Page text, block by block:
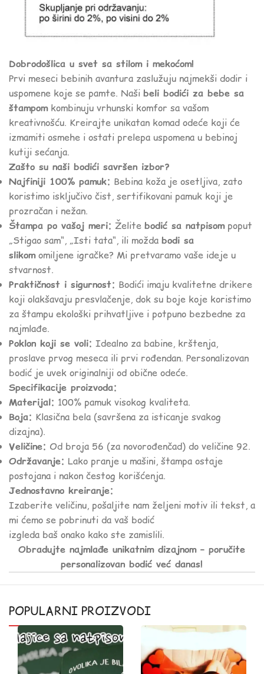
Dobrodošlica u svet sa stilom i mekoćom!
Prvi meseci bebinih avantura zaslužuju najmekši dodir i
uspomene koje se pamte. Naši beli bodići za bebe sa
štampomkombinuju vrhunski komfor sa vašom
kreativnošću. Kreirajte unikatan komad odeće koji će
izmamiti osmehe i ostati prelepa uspomena u bebinoj
kutiji sećanja.
Zašto su naši bodići savršen izbor?
Najfiniji 100% pamuk: Bebina koža je osetljiva, zato
koristimo isključivo čist, sertifikovani pamuk koji je
prozračan i nežan.
Štampa po vašoj meri: Želite bodić sa natpisompoput
„Stigao sam“, „Isti tata“, ili možda bodi sa
slikomomiljene igračke? Mi pretvaramo vaše ideje u
stvarnost.
Praktičnost i sigurnost: Bodići imaju kvalitetne drikere
koji olakšavaju presvlačenje, dok su boje koje koristimo
za štampu ekološki prihvatljive i potpuno bezbedne za
najmlađe.
Poklon koji se voli: Idealno za babine, krštenja,
proslave prvog meseca ili prvi rođendan. Personalizovan
bodić je uvek originalniji od obične odeće.
Specifikacije proizvoda:
Materijal: 100% pamuk visokog kvaliteta.
Boja: Klasična bela (savršena za isticanje svakog
dizajna).
Veličine: Od broja 56 (za novorođenčad) do veličine 92.
Održavanje: Lako pranje u mašini, štampa ostaje
postojana i nakon čestog korišćenja.
Jednostavno kreiranje:
Izaberite veličinu, pošaljite nam željeni motiv ili tekst, a
mi ćemo se pobrinuti da vaš bodić
izgleda baš onako kako ste zamislili.
Obradujte najmlađe unikatnim dizajnom – poručite
personalizovan bodić već danas!
POPULARNI PROIZVODI